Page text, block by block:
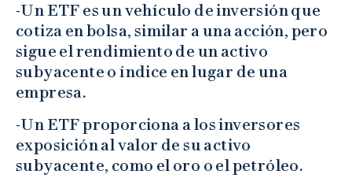
-Un ETF es un vehículo de inversión que
cotiza en bolsa, similar a una acción, pero
sigue el rendimiento de un activo
subyacente o índice en lugar de una
empresa.
-Un ETF proporciona a los inversores
exposición al valor de su activo
subyacente, como el oro o el petróleo.